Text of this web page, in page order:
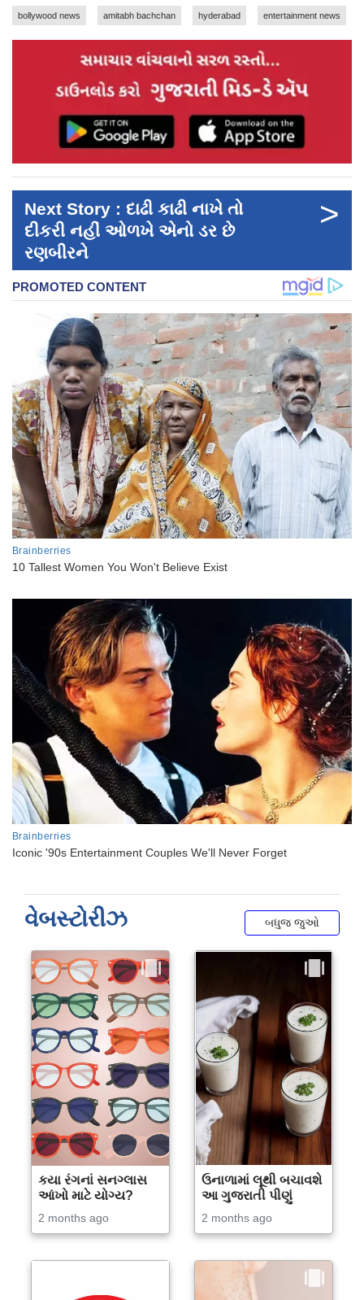
bollywood news amitabh bachchan hyderabad entertainment news
Next Story : દાઢી કાઢી નાખે તો
દીકરી નહીં ઓળખે એનો ડર છે
રણબીરને
>
વેબસ્ટોરીઝ બધુજ જુઓ
કયા રંગનાં સનગ્લાસ
આંખો માટે યોગ્ય?
2 months ago
ઉનાળામાં લૂથી બચાવશે
આ ગુજરાતી પીણું
2 months ago